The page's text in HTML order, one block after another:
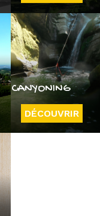
CANYONING
DÉCOUVRIR